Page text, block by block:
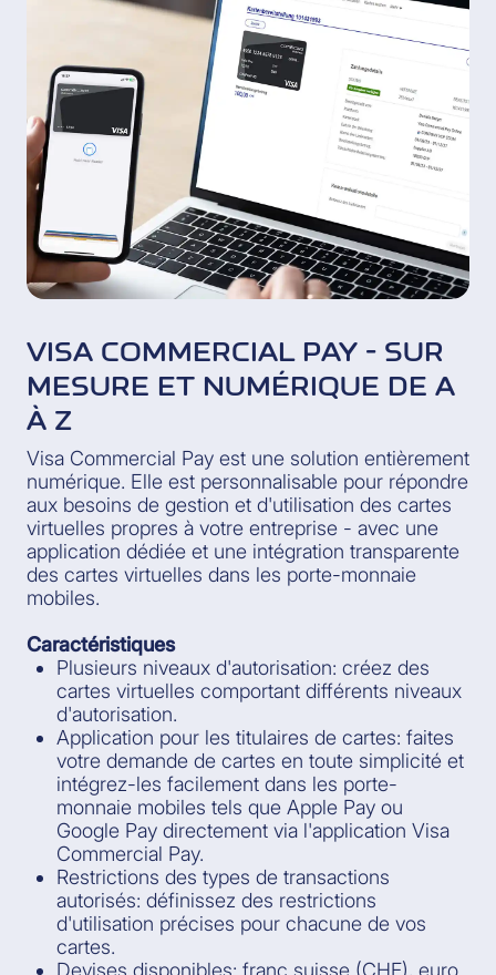
VISA COMMERCIAL PAY - SUR
MESURE ET NUMÉRIQUE DE A
À Z
Visa Commercial Pay est une solution entièrement
numérique. Elle est personnalisable pour répondre
aux besoins de gestion et d'utilisation des cartes
virtuelles propres à votre entreprise - avec une
application dédiée et une intégration transparente
des cartes virtuelles dans les porte-monnaie
mobiles.
Caractéristiques
Plusieurs niveaux d'autorisation: créez des
cartes virtuelles comportant différents niveaux
d'autorisation.
Application pour les titulaires de cartes: faites
votre demande de cartes en toute simplicité et
intégrez-les facilement dans les porte-
monnaie mobiles tels que Apple Pay ou
Google Pay directement via l'application Visa
Commercial Pay.
Restrictions des types de transactions
autorisés: définissez des restrictions
d'utilisation précises pour chacune de vos
cartes.
Devises disponibles: franc suisse (CHF), euro